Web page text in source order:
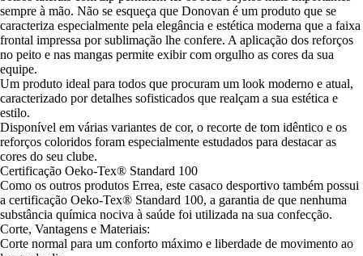
sempre à mão. Não se esqueça que Donovan é um produto que se
caracteriza especialmente pela elegância e estética moderna que a faixa
frontal impressa por sublimação lhe confere. A aplicação dos reforços
no peito e nas mangas permite exibir com orgulho as cores da sua
equipe.
Um produto ideal para todos que procuram um look moderno e atual,
caracterizado por detalhes sofisticados que realçam a sua estética e
estilo.
Disponível em várias variantes de cor, o recorte de tom idêntico e os
reforços coloridos foram especialmente estudados para destacar as
cores do seu clube.
Certificação Oeko-Tex® Standard 100
Como os outros produtos Errea, este casaco desportivo também possui
a certificação Oeko-Tex® Standard 100, a garantia de que nenhuma
substância química nociva à saúde foi utilizada na sua confecção.
Corte, Vantagens e Materiais:
Corte normal para um conforto máximo e liberdade de movimento ao